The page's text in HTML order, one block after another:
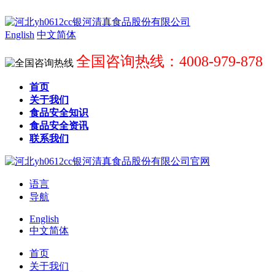
English 中文简体
全国咨询热线：4008-979-878
首页
关于我们
食品安全知识
食品安全资讯
联系我们
语言
导航
English
中文简体
首页
关于我们